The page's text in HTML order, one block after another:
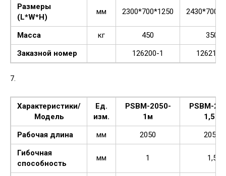
Размеры
(L*W*H)
мм 2300*700*1250
Масса кг 450
350
Заказной номер
126200-1 126210-
7.
Характеристики/
Модель
Ед.
изм.
PSBM-2050-
1м
PSBM-
1,5м
Рабочая длина
мм 2050
2050
Гибочная
способность
мм 1 1,5